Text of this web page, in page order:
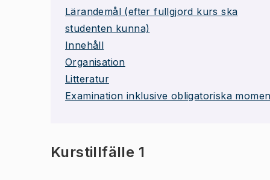
Lärandemål (efter fullgjord kurs ska
studenten kunna)
Innehåll
Organisation
Litteratur
Examination inklusive obligatoriska
Kurstillfälle 1